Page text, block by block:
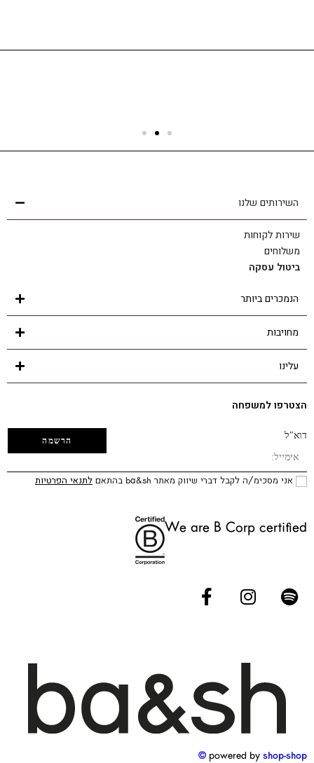
שירות לקוחות
השירותים שלנו
שירות לקוחות
משלוחים
ביטול עסקה
הנמכרים ביותר
מחויבות
עלינו
הצטרפו למשפחה
דוא"ל
אני מסכימ/ה לקבל דברי שיווק מאתר ba&sh בהתאם לתנאי הפרטיות
We are B Corp certified
powered by shop-shop ©️